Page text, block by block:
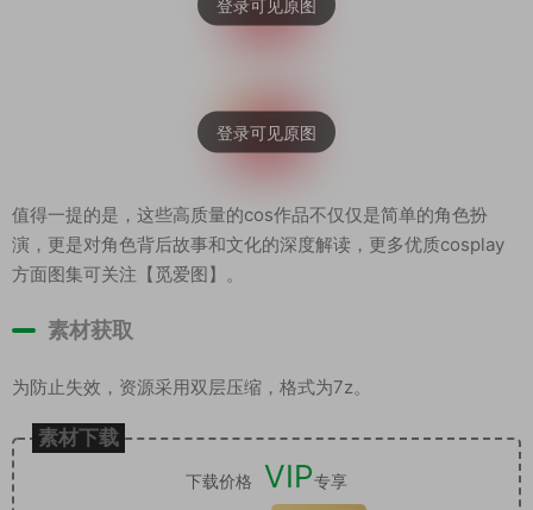
值得一提的是，这些高质量的cos作品不仅仅是简单的角色扮
演，更是对角色背后故事和文化的深度解读，更多优质cosplay
方面图集可关注【觅爱图】。
素材获取
为防止失效，资源采用双层压缩，格式为7z。
素材下载
下载价格 VIP专享